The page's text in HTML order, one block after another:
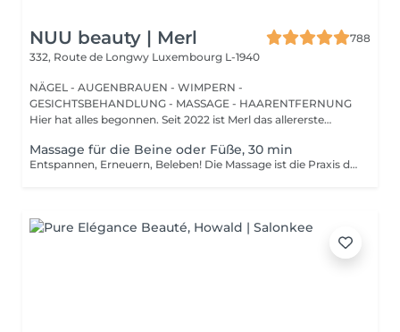
NUU beauty | Merl
788
332, Route de Longwy Luxembourg L-1940
NÄGEL - AUGENBRAUEN - WIMPERN -
GESICHTSBEHANDLUNG - MASSAGE - HAARENTFERNUNG
Hier hat alles begonnen. Seit 2022 ist Merl das allererste
Massage für die Beine oder Füße, 30 min
Entspannen, Erneuern, Beleben! Die Massage ist die Praxis des Knetens oder Manipulierens der Muskeln und anderer Weichteile einer Person, um Stress zu reduzieren, Muskelschmerzen zu lindern, die Entspannung zu fördern und die Funktion des Immunsystems zu verbessern. Vorteile einer Bein - oder Fußmassage: - reduziert Stress - entspannend - verbessert die Durchblutung - verbessert das Immunsystem des Körpers Wie wird eine Bein- oder Fußmassage durchgeführt? - Füße und Beine werden massiert Altersbeschränkungen: es gibt keine Altersbeschränkungen für dieses Verfahren. Empfehlungen nach dem Eingriff: nach dem Eingriff 2-3 Stunden keinen Sport und plötzliche Bewegungen machen. Frequenz: 1-2 Mal pro Woche, insgesamt 10 Mal. Wiederholen Sie den Eingriff alle 3-6 Monate.